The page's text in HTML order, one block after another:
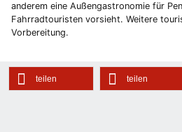
anderem eine Außengastronomie für
Fahrradtouristen vorsieht. Weitere
Vorbereitung.
teilen teilen